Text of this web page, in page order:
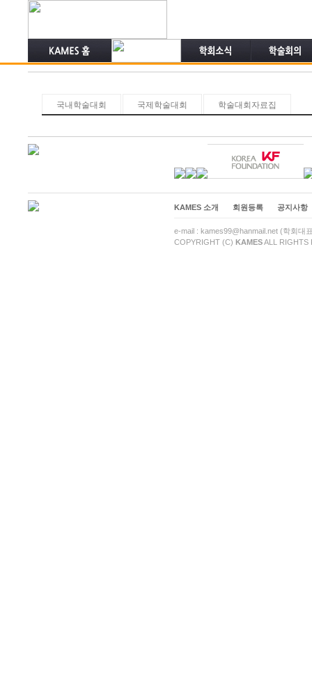
국내학술대회 국제학술대회 학술대회자료집
KAMES 소개 회원등록 공지사항
e-mail : kames99@hanmail.net (학회대
COPYRIGHT (C) KAMESALL RIGHTS